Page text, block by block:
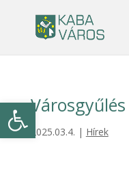
Eszköztár megnyitása
Városgyűlés
2025.03.4. | Hírek